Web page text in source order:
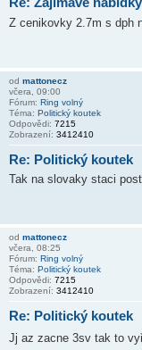
Z cenikovky 2.7m s dph
od mattonecz
včera, 09:00
Fórum: Ring volný
Téma: Politický koutek
Odpovědi: 7215
Zobrazení: 3412410
Re: Politický koutek
Tak na slovaky staci
od mattonecz
včera, 08:25
Fórum: Ring volný
Téma: Politický koutek
Odpovědi: 7215
Zobrazení: 3412410
Re: Politický koutek
Jj az zacne 3sv tak to